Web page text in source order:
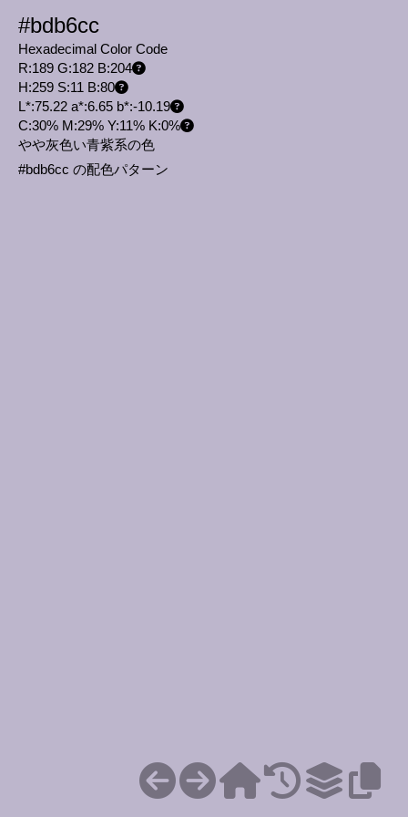
#bdb6cc
Hexadecimal Color Code
R:189 G:182 B:204
H:259 S:11 B:80
L*:75.22 a*:6.65 b*:-10.19
C:30% M:29% Y:11% K:0%
やや灰色い青紫系の色
#bdb6cc の配色パターン